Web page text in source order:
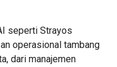
seperti Strayos
operasional tambang
dari manajemen